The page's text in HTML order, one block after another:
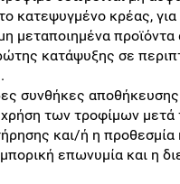
κατεψυγμένο κρέας,
μεταποιημένα προϊόντα
κατάψυξης σε
συνθήκες
των τροφίμων μετά
και/ή η
επωνυμία και η